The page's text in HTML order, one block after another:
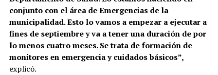
conjunto con el área de Emergencias de la
municipalidad. Esto lo vamos a empezar a ejecutar a
fines de septiembre y va a tener una duración de por
lo menos cuatro meses. Se trata de formación de
monitores en emergencia y cuidados básicos”,
explicó.